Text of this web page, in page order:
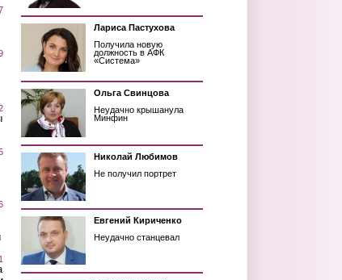
Лариса Пастухова
Получила новую
должность в АФК
«Система»
Ольга Свинцова
Неудачно крышанула
Минфин
Николай Любимов
Не получил портрет
Евгений Кириченко
Неудачно станцевал